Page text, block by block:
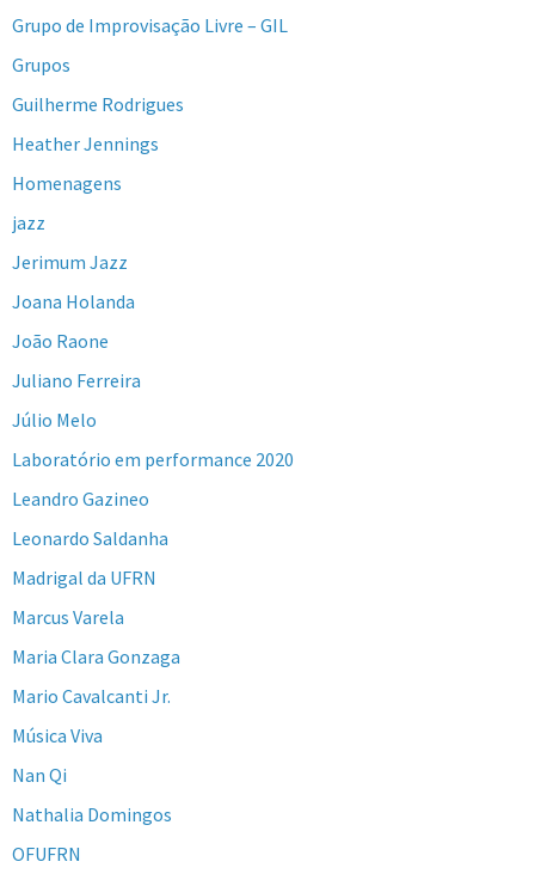
Grupo de Improvisação Livre – GIL
Grupos
Guilherme Rodrigues
Heather Jennings
Homenagens
jazz
Jerimum Jazz
Joana Holanda
João Raone
Juliano Ferreira
Júlio Melo
Laboratório em performance 2020
Leandro Gazineo
Leonardo Saldanha
Madrigal da UFRN
Marcus Varela
Maria Clara Gonzaga
Mario Cavalcanti Jr.
Música Viva
Nan Qi
Nathalia Domingos
OFUFRN